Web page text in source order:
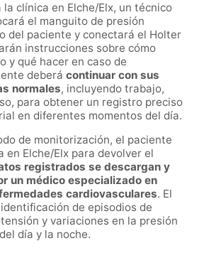
clínica en Elche/Elx, un técnico
el manguito de presión
del paciente y conectará el Holter
instrucciones sobre cómo
y qué hacer en caso de
deberá continuar con sus
normales, incluyendo trabajo,
para obtener un registro preciso
en diferentes momentos del día.
de monitorización, el paciente
en Elche/Elx para devolver el
registrados se descargan y
un médico especializado en
cardiovasculares. El
de episodios de
y variaciones en la presión
día y la noche.